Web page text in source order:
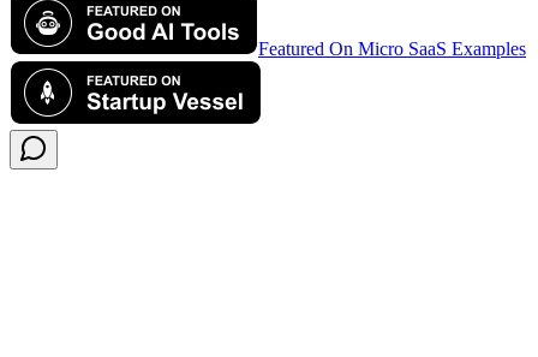
Featured On Micro SaaS Examples